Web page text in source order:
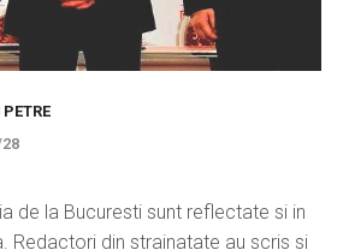
de la Bucuresti sunt reflectate si in
Redactori din strainatate au scris si